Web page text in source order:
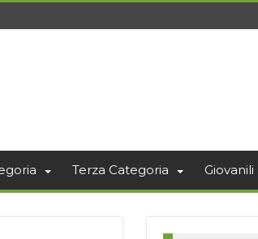
Terza Categoria Giovanili